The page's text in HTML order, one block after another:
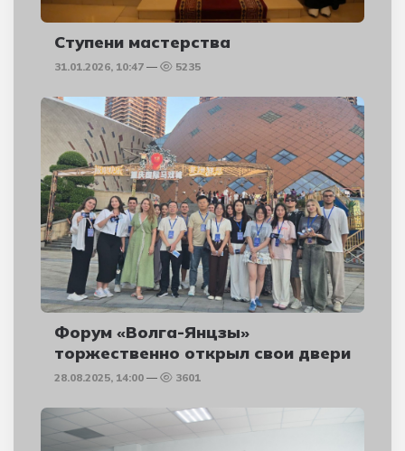
Ступени мастерства
31.01.2026, 10:47 5235
Форум «Волга-Янцзы»
торжественно открыл свои двери
28.08.2025, 14:00 3601